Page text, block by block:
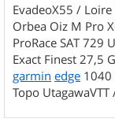
EvadeoX55 /
Orbea Oiz M Pro
ProRace SAT 729
Exact Finest 27,5
garmin edge 1040
Topo UtagawaVTT